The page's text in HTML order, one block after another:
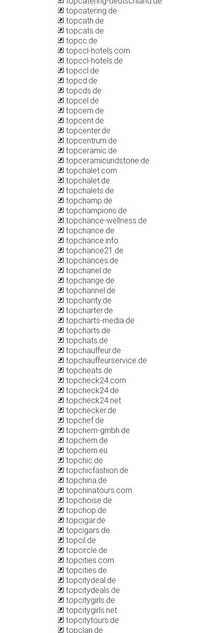
topcatering.de
topcath.de
topcats.de
topcc.de
topccl-hotels.com
topccl-hotels.de
topccl.de
topcd.de
topcds.de
topcel.de
topcem.de
topcent.de
topcenter.de
topcentrum.de
topceramic.de
topceramicundstone.de
topchalet.com
topchalet.de
topchalets.de
topchamp.de
topchampions.de
topchance-wellness.de
topchance.de
topchance.info
topchance21.de
topchances.de
topchanel.de
topchange.de
topchannel.de
topcharity.de
topcharter.de
topcharts-media.de
topcharts.de
topchats.de
topchauffeur.de
topchauffeurservice.de
topcheats.de
topcheck24.com
topcheck24.de
topcheck24.net
topchecker.de
topchef.de
topchem-gmbh.de
topchem.de
topchem.eu
topchic.de
topchicfashion.de
topchina.de
topchinatours.com
topchoise.de
topchop.de
topcigar.de
topcigars.de
topcil.de
topcircle.de
topcities.com
topcities.de
topcitydeal.de
topcitydeals.de
topcitygirls.de
topcitygirls.net
topcitytours.de
topclan.de